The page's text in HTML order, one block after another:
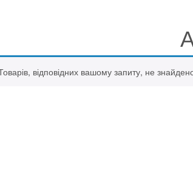
відповідних вашому запиту, не